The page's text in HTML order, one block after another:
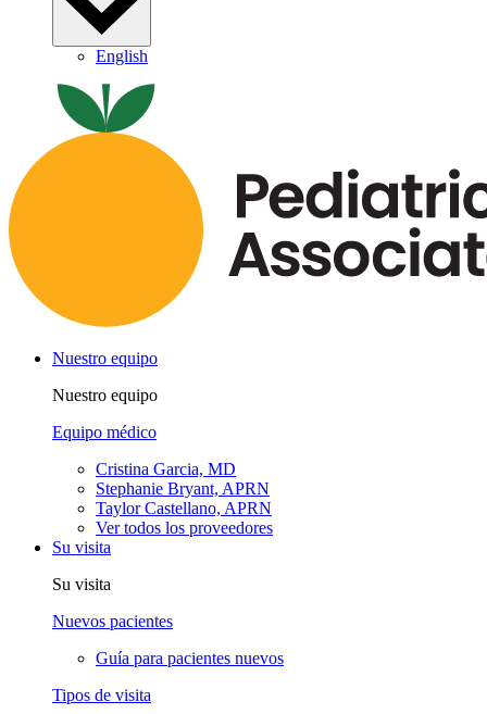
English
Nuestro equipo
Nuestro equipo
Equipo médico
Cristina Garcia, MD
Stephanie Bryant, APRN
Taylor Castellano, APRN
Ver todos los proveedores
Su visita
Su visita
Nuevos pacientes
Guía para pacientes nuevos
Tipos de visita